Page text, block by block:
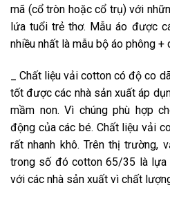
mã (cổ tròn hoặc cổ trụ) với
lứa tuổi trẻ thơ. Mẫu áo được
nhiều nhất là mẫu bộ áo phông +
_ Chất liệu vải cotton có độ co
tốt được các nhà sản xuất áp
mầm non. Vì chúng phù hợp
động của các bé. Chất liệu vải
rất nhanh khô. Trên thị trường,
trong số đó cotton 65/35 là lựa
với các nhà sản xuất vì chất